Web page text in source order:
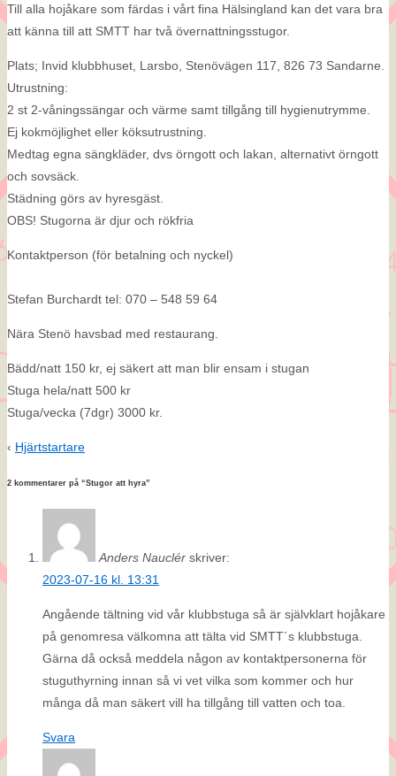
Till alla hojåkare som färdas i vårt fina Hälsingland kan det vara bra
att känna till att SMTT har två övernattningsstugor.
Plats; Invid klubbhuset, Larsbo, Stenövägen 117, 826 73 Sandarne.
Utrustning:
2 st 2-våningssängar och värme samt tillgång till hygienutrymme.
Ej kokmöjlighet eller köksutrustning.
Medtag egna sängkläder, dvs örngott och lakan, alternativt örngott
och sovsäck.
Städning görs av hyresgäst.
OBS! Stugorna är djur och rökfria
Kontaktperson (för betalning och nyckel)
Stefan Burchardt tel: 070 – 548 59 64
Nära Stenö havsbad med restaurang.
Bädd/natt 150 kr, ej säkert att man blir ensam i stugan
Stuga hela/natt 500 kr
Stuga/vecka (7dgr) 3000 kr.
‹ Hjärtstartare
2 kommentarer på “Stugor att hyra”
Anders Nauclér skriver:
2023-07-16 kl. 13:31
Angående tältning vid vår klubbstuga så är självklart hojåkare
på genomresa välkomna att tälta vid SMTT´s klubbstuga.
Gärna då också meddela någon av kontaktpersonerna för
stuguthyrning innan så vi vet vilka som kommer och hur
många då man säkert vill ha tillgång till vatten och toa.
Svara